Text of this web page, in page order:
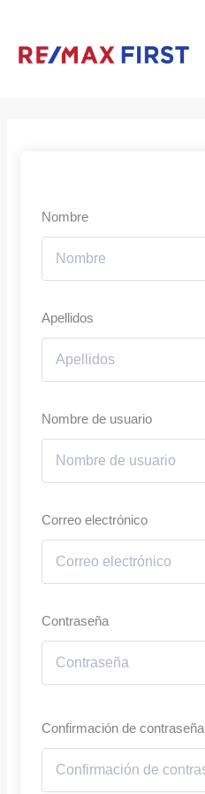
contenido
Nombre
Apellidos
Nombre de usuario
Correo electrónico
Contraseña
Confirmación de contraseña